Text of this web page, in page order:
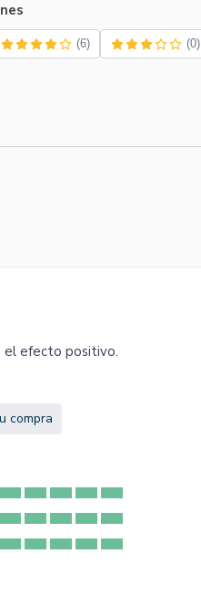
(6) (0)
el efecto positivo.
compra